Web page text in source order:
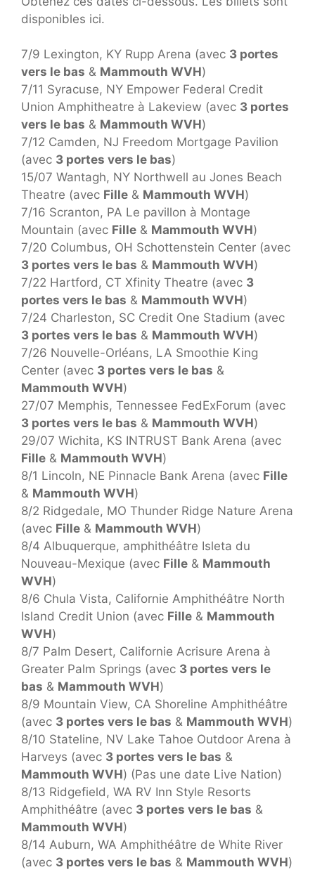
disponibles ici.
7/9 Lexington, KY Rupp Arena (avec 3 portes
vers le bas & Mammouth WVH)
7/11 Syracuse, NY Empower Federal Credit
Union Amphitheatre à Lakeview (avec 3 portes
vers le bas & Mammouth WVH)
7/12 Camden, NJ Freedom Mortgage Pavilion
(avec 3 portes vers le bas)
15/07 Wantagh, NY Northwell au Jones Beach
Theatre (avec Fille & Mammouth WVH)
7/16 Scranton, PA Le pavillon à Montage
Mountain (avec Fille & Mammouth WVH)
7/20 Columbus, OH Schottenstein Center (avec
3 portes vers le bas & Mammouth WVH)
7/22 Hartford, CT Xfinity Theatre (avec 3
portes vers le bas & Mammouth WVH)
7/24 Charleston, SC Credit One Stadium (avec
3 portes vers le bas & Mammouth WVH)
7/26 Nouvelle-Orléans, LA Smoothie King
Center (avec 3 portes vers le bas &
Mammouth WVH)
27/07 Memphis, Tennessee FedExForum (avec
3 portes vers le bas & Mammouth WVH)
29/07 Wichita, KS INTRUST Bank Arena (avec
Fille & Mammouth WVH)
8/1 Lincoln, NE Pinnacle Bank Arena (avec Fille
& Mammouth WVH)
8/2 Ridgedale, MO Thunder Ridge Nature Arena
(avec Fille & Mammouth WVH)
8/4 Albuquerque, amphithéâtre Isleta du
Nouveau-Mexique (avec Fille & Mammouth
WVH)
8/6 Chula Vista, Californie Amphithéâtre North
Island Credit Union (avec Fille & Mammouth
WVH)
8/7 Palm Desert, Californie Acrisure Arena à
Greater Palm Springs (avec 3 portes vers le
bas & Mammouth WVH)
8/9 Mountain View, CA Shoreline Amphithéâtre
(avec 3 portes vers le bas & Mammouth WVH)
8/10 Stateline, NV Lake Tahoe Outdoor Arena à
Harveys (avec 3 portes vers le bas &
Mammouth WVH) (Pas une date Live Nation)
8/13 Ridgefield, WA RV Inn Style Resorts
Amphithéâtre (avec 3 portes vers le bas &
Mammouth WVH)
8/14 Auburn, WA Amphithéâtre de White River
(avec 3 portes vers le bas & Mammouth WVH)